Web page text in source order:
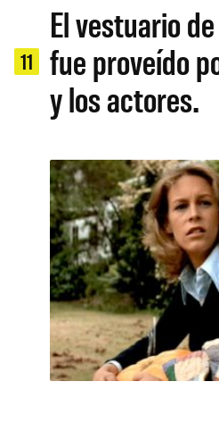
11
El vestuario
fue proveído
y los actores.